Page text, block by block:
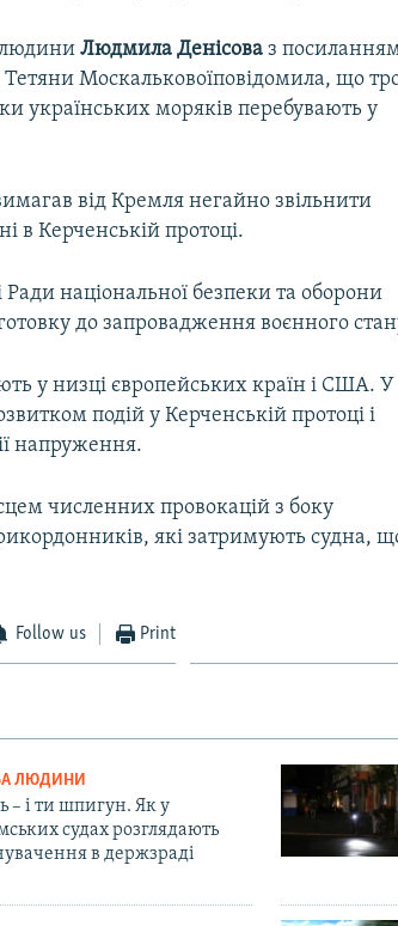
людиниЛюдмила Денісова з
Москальковоїповідомила, що
українських моряків перебувають у
від Кремля негайно звільнити
в Керченській протоці.
Ради національної безпеки та оборони
до запровадження воєнного
у низці європейських країн і США. У
подій у Керченській протоці і
напруження.
численних провокацій з боку
які затримують судна,
Follow us Print
ЛЮДИНИ
– і ти шпигун. Як у
судах розглядають
в держзраді